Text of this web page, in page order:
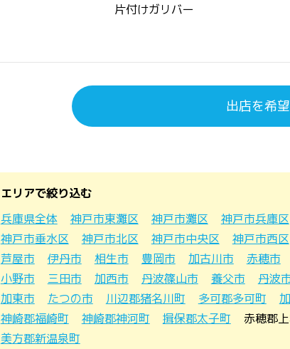
片付けガリバー
出店を希
エリアで絞り込む
兵庫県全体
神戸市東灘区 神戸市灘区 神戸市兵庫区
神戸市垂水区
神戸市北区 神戸市中央区 神戸市西区
芦屋市
伊丹市 相生市 豊岡市 加古川市 赤穂市
小野市
三田市 加西市 丹波篠山市 養父市 丹波
加東市
たつの市 川辺郡猪名川町 多可郡多可町
神崎郡福崎町
神崎郡神河町 揖保郡太子町 赤穂郡
美方郡新温泉町